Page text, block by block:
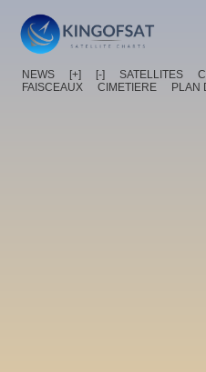
NEWS [+] [-] SATELLITES
FAISCEAUX
CIMETIERE PLAN